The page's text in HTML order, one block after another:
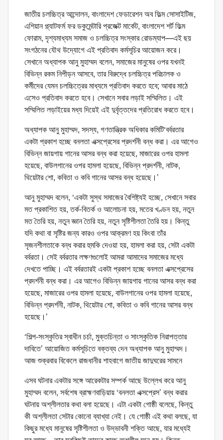
জাতীয় চলচ্চিত্র আন্দোলন, বাংলাদেশ ফেডারেশন অব ফিল্ম সোসাইটিজ,
এশিয়ান প্ল্যাটফর্ম ফর ডকুমেন্টারি প্রজেক্ট মার্কেট, বাংলাদেশ শর্ট ফিল্ম
ফোরাম, দৃশ্যমাধ্যম সমাজ ও চলচ্চিত্র সংস্কার রোডম্যাপ—এই ছয়
সংগঠনের যৌথ উদ্যোগে এই প্রতিবাদ কর্মসূচির আয়োজন করে।
সেখানে অধ্যাপক আনু মুহাম্মদ বলেন, সমাজের মানুষের ওপর যখনই
বিভিন্ন রকম নিপীড়ন আসবে, তার বিরুদ্ধে চলচ্চিত্র পরিচালক ও
কর্মীদের যেমন চলচ্চিত্রের মাধ্যমে প্রতিবাদ করতে হবে; আবার মাঠে
এসেও প্রতিবাদ করতে হবে। সেখানে সবার লড়াই সম্মিলিত। এই
সম্মিলিত লড়াইয়ের মধ্য দিয়েই এই দুর্বৃত্তদের প্রতিরোধ করতে হবে।
অধ্যাপক আনু মুহাম্মদ, সদস্য, গণতান্ত্রিক অধিকার কমিটি‘বর্বরতার
একটা প্রকাশ হচ্ছে বনলতা এক্সপ্রেসের প্রদর্শনী বন্ধ করা। এর আগেও
বিভিন্ন জায়গায় গানের আসর বন্ধ করা হয়েছে, মাজারের ওপর হামলা
হয়েছে, বাউলগানের ওপর হামলা হয়েছে, বিভিন্ন প্রদর্শনী, নাটক,
থিয়েটার শো, কবিতা ও কবি গানের আসর বন্ধ হয়েছে।’
আনু মুহাম্মদ বলেন, ‘একটা সুস্থ সমাজের বৈশিষ্ট্যই হচ্ছে, সেখানে সবার
মত প্রকাশিত হয়, তর্ক-বিতর্ক ও আলোচনা হয়, মতের খণ্ডন হয়, নতুন
মত তৈরি হয়, নতুন জ্ঞান তৈরি হয়, নতুন সৃষ্টিশীলতা তৈরি হয়। কিন্তু
যদি কথা বা সৃষ্টির জন্য কারও ওপর আক্রমণ হয় কিংবা তাঁর
সৃজনশীলতাকে বন্ধ করার হুমকি দেওয়া হয়, হামলা করা হয়, সেটা একটা
বর্বরতা। সেই বর্বরতার লক্ষণগুলোই আমরা আমাদের সমাজের মধ্যে
দেখতে পাচ্ছি। এই বর্বরতারই একটা প্রকাশ হচ্ছে বনলতা এক্সপ্রেসের
প্রদর্শনী বন্ধ করা। এর আগেও বিভিন্ন জায়গায় গানের আসর বন্ধ করা
হয়েছে, মাজারের ওপর হামলা হয়েছে, বাউলগানের ওপর হামলা হয়েছে,
বিভিন্ন প্রদর্শনী, নাটক, থিয়েটার শো, কবিতা ও কবি গানের আসর বন্ধ
হয়েছে।’
‘শিল্প-সংস্কৃতির স্বাধীন চর্চা, মুক্তচিন্তা ও সাংস্কৃতিক নিরাপত্তার
দাবিতে’ আয়োজিত কর্মসূচিতে বক্তব্য দেন অধ্যাপক আনু মুহাম্মদ।
আজ শুক্রবার বিকেলে রাজধানীর শাহবাগে জাতীয় জাদুঘরের সামনে
এসব ঘটনার একটার সঙ্গে আরেকটার সম্পর্ক আছে উল্লেখ করে আনু
মুহাম্মদ বলেন, সর্বশেষ ব্রাহ্মণবাড়িয়ায় ‘বনলতা এক্সপ্রেস’ বন্ধ করার
ঘটনায় অশ্লীলতার কথা বলা হয়েছে। এটা একটা গোষ্ঠী বলেছে, কিন্তু
কী অশ্লীলতা সেটার কোনো ব্যাখ্যা নেই। যে গোষ্ঠী এই কথা বলছে, যা
কিছুর মধ্যে মানুষের সৃষ্টিশীলতা ও উদ্ভাবনী শক্তি আছে, যার মধ্যেই